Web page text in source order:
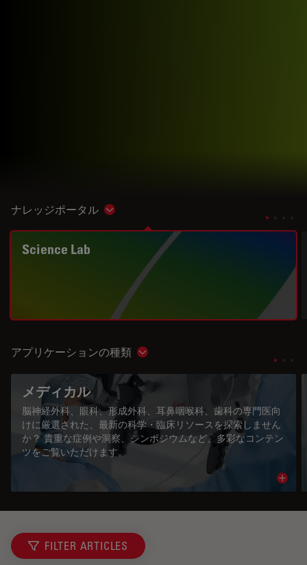
ナレッジポータル Show subnavigation
Science Lab
アプリケーションの種類 Show subnavigation
メディカル
脳神経外科、眼科、形成外科、耳鼻咽喉科、歯科の専門医向
けに厳選された、最新の科学・臨床リソースを探索しません
か？ 貴重な症例や洞察、シンポジウムなど、多彩なコンテン
ツをご覧いただけます。
FILTER ARTICLES